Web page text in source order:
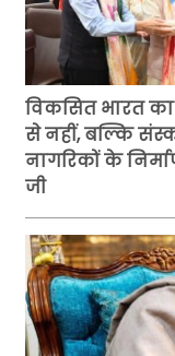
विकसित भारत
से नहीं, बल्कि
नागरिकों के
जी